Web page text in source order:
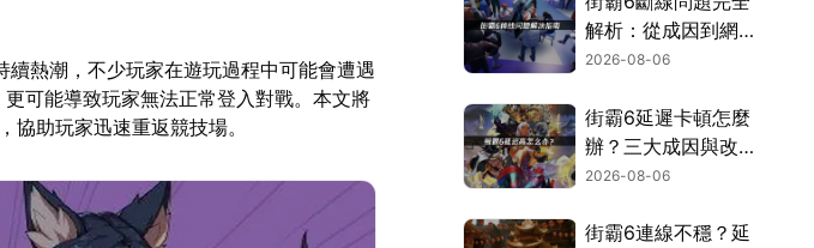
熱潮，不少玩家在遊玩過程中可能會遭遇
可能導致玩家無法正常登入對戰。本文將
協助玩家迅速重返競技場。
解析：從成因到網路
優化的實用攻略！
2026-08-06
街霸6延遲卡頓怎麼
辦？三大成因與改善
對策！
2026-08-06
街霸6連線不穩？延